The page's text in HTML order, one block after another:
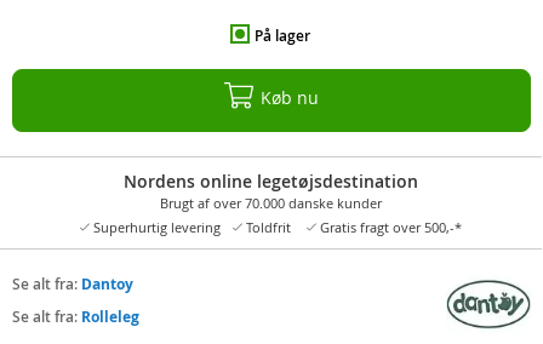
På lager
Køb nu
Nordens online legetøjsdestination
Brugt af over 70.000 danske kunder
Superhurtig levering
Toldfrit Gratis fragt over 500,-*
Se alt fra: Dantoy
Se alt fra: Rolleleg